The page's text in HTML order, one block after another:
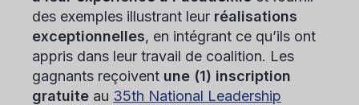
des exemples illustrant leur réalisations
exceptionnelles, en intégrant ce qu’ils ont
appris dans leur travail de coalition. Les
gagnants reçoivent une (1) inscription
gratuite au 35th National Leadership